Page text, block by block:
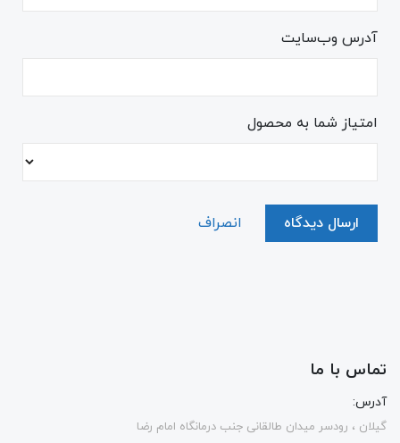
آدرس وب‌سایت
امتیاز شما به محصول
ارسال دیدگاه انصراف
تماس با ما
آدرس:
گیلان ، رودسر میدان طالقانی جنب درمانگاه امام رضا